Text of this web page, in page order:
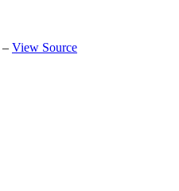
– View Source